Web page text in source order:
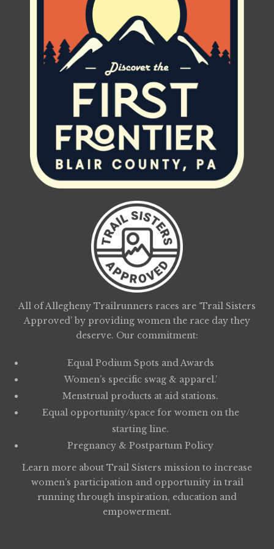
All of Allegheny Trailrunners races are ‘Trail Sisters
Approved’ by providing women the race day they
deserve. Our commitment:
Equal Podium Spots and Awards
Women’s specific swag & apparel.’
Menstrual products at aid stations.
Equal opportunity/space for women on the
starting line.
Pregnancy & Postpartum Policy
Learn more about Trail Sisters mission to increase
women’s participation and opportunity in trail
running through inspiration, education and
empowerment.